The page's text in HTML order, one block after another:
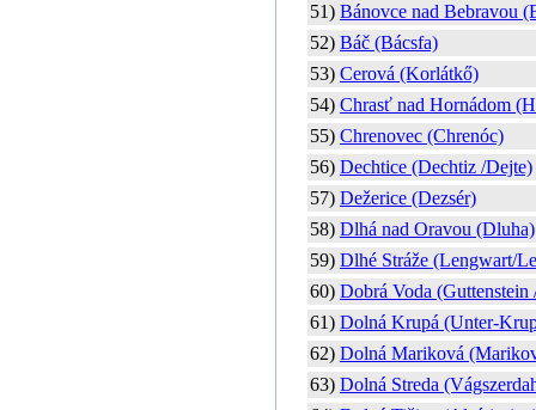
51) Bánovce nad Bebravou
52) Báč (Bácsfa)
53) Cerová (Korlátkő)
54) Chrasť nad Hornádom
55) Chrenovec (Chrenóc)
56) Dechtice (Dechtiz /Dejte)
57) Dežerice (Dezsér)
58) Dlhá nad Oravou (Dluha)
59) Dlhé Stráže (Lengwart/
60) Dobrá Voda (Guttenstein
61) Dolná Krupá (Unter-
62) Dolná Mariková
63) Dolná Streda